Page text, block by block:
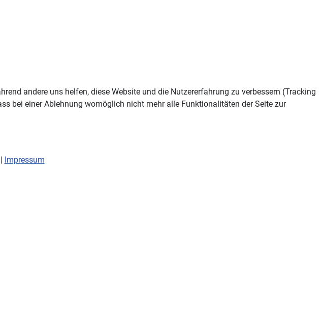
andere uns helfen, diese Website und die Nutzererfahrung zu verbessern (Tracking
bei einer Ablehnung womöglich nicht mehr alle Funktionalitäten der Seite zur
| Impressum